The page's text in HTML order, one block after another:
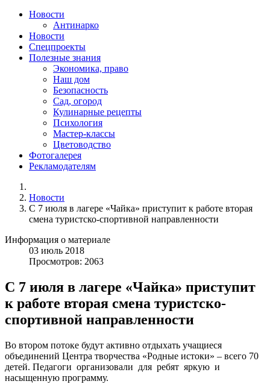
Новости
Антинарко
Новости
Спецпроекты
Полезные знания
Экономика, право
Наш дом
Безопасность
Сад, огород
Кулинарные рецепты
Психология
Мастер-классы
Цветоводство
Фотогалерея
Рекламодателям
Новости
С 7 июля в лагере «Чайка» приступит к работе вторая
смена туристско-спортивной направленности
Информация о материале
03 июль 2018
Просмотров: 2063
С 7 июля в лагере «Чайка» приступит
к работе вторая смена туристско-
спортивной направленности
Во втором потоке будут активно отдыхать учащиеся
объединений Центра творчества «Родные истоки» – всего 70
детей. Педагоги организовали для ребят яркую и
насыщенную программу.